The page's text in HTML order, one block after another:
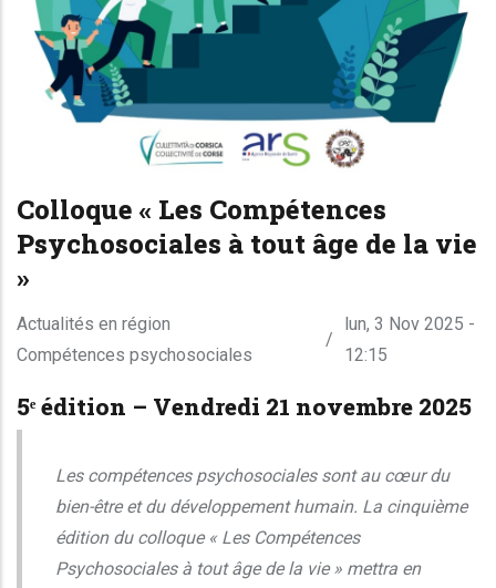
Colloque « Les Compétences
Psychosociales à tout âge de la vie
»
Actualités en région
Compétences psychosociales
/
lun, 3 Nov 2025 -
12:15
5ᵉ édition – Vendredi 21 novembre 2025
Les compétences psychosociales sont au cœur du
bien-être et du développement humain. La cinquième
édition du colloque « Les Compétences
Psychosociales à tout âge de la vie » mettra en